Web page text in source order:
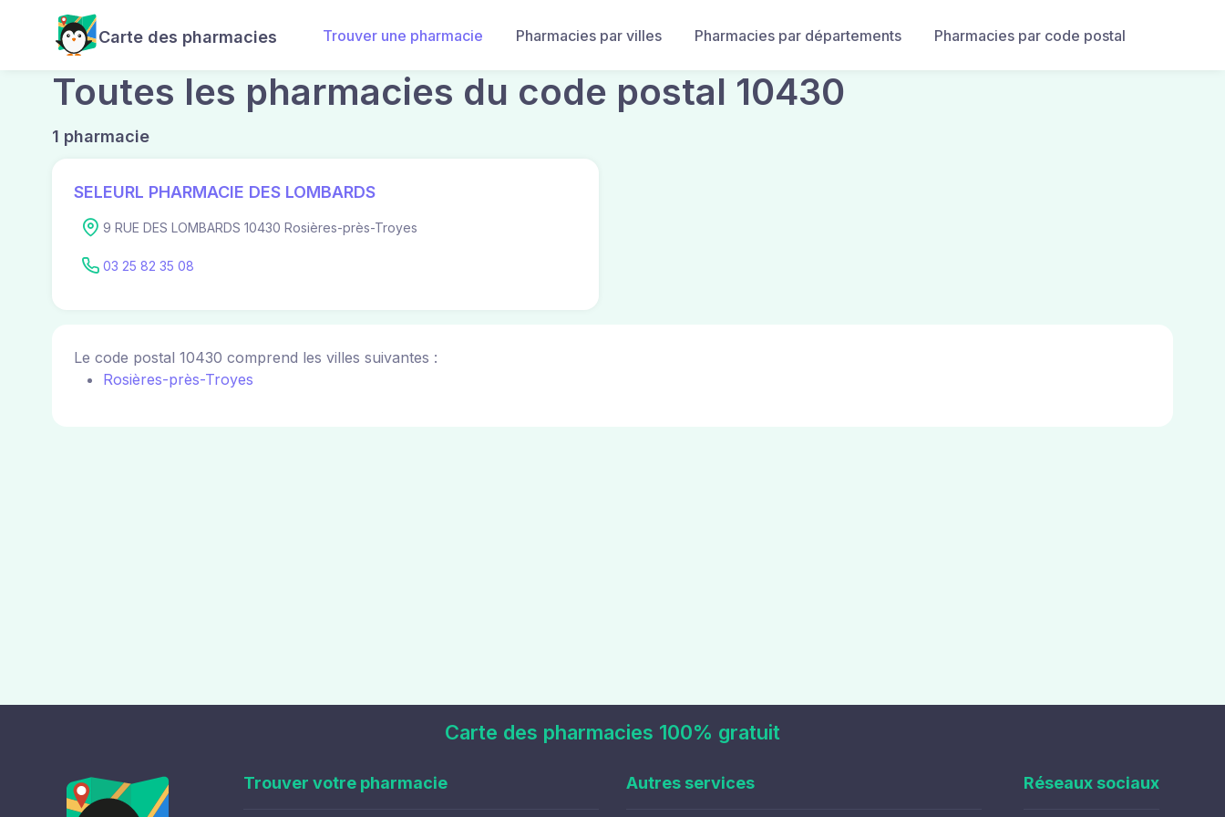
Carte des pharmacies Trouver une pharmacie Pharmacies par villes Pharmacies par départements Pharmacies par code postal
Toutes les pharmacies du code postal 10430
1 pharmacie
SELEURL PHARMACIE DES LOMBARDS
9 RUE DES LOMBARDS 10430 Rosières-près-Troyes
03 25 82 35 08
Le code postal 10430 comprend les villes suivantes :
Rosières-près-Troyes
Carte des pharmacies 100% gratuit
Trouver votre pharmacie Autres services Réseaux sociaux